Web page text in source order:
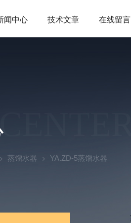
闻中心 技术文章 在线留言
蒸馏水器 YA.ZD-5蒸馏水器